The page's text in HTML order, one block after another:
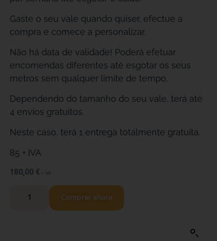
Gaste o seu vale quando quiser, efectue a
compra e comece a personalizar.
Não há data de validade! Poderá efetuar
encomendas diferentes até esgotar os seus
metros sem qualquer limite de tempo.
Dependendo do tamanho do seu vale, terá até
4 envios gratuitos.
Neste caso, terá 1 entrega totalmente gratuita.
85 + IVA
180,00 € + IVA
Comprar ahora